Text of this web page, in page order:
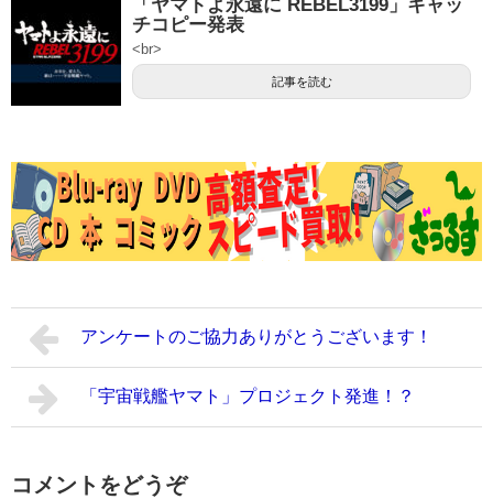
「ヤマトよ永遠に REBEL3199」キャッ
チコピー発表
<br>
記事を読む
アンケートのご協力ありがとうございます！
「宇宙戦艦ヤマト」プロジェクト発進！？
コメントをどうぞ